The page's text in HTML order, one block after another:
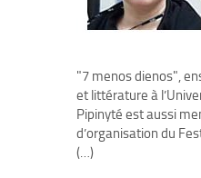
"7 menos dienos",
et littérature à
Pipinyté est aussi
d’organisation du
(…)